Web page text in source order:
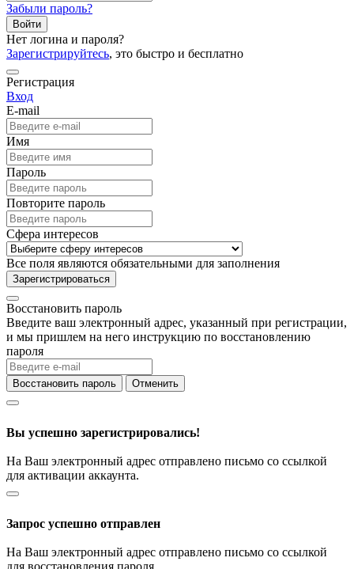
Забыли пароль?
Войти
Нет логина и пароля?
Зарегистрируйтесь, это быстро и бесплатно
Регистрация
Вход
E-mail
Имя
Пароль
Повторите пароль
Сфера интересов
Все поля являются обязательными для заполнения
Зарегистрироваться
Восстановить пароль
Введите ваш электронный адрес, указанный при регистрации,
и мы пришлем на него инструкцию по восстановлению
пароля
Восстановить пароль Отменить
Вы успешно зарегистрировались!
На Ваш электронный адрес отправлено письмо со ссылкой
для активации аккаунта.
Запрос успешно отправлен
На Ваш электронный адрес отправлено письмо со ссылкой
для восстановления пароля.